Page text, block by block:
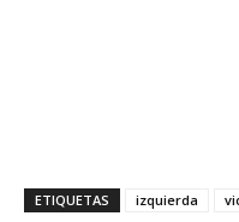
ETIQUETAS izquierda